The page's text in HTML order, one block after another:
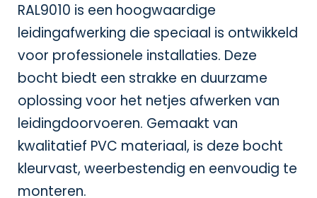
RAL9010 is een hoogwaardige
leidingafwerking die speciaal is ontwikkeld
voor professionele installaties. Deze
bocht biedt een strakke en duurzame
oplossing voor het netjes afwerken van
leidingdoorvoeren. Gemaakt van
kwalitatief PVC materiaal, is deze bocht
kleurvast, weerbestendig en eenvoudig te
monteren.